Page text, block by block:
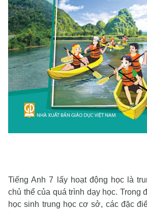
Tiếng Anh 7 lấy hoạt động học là
chủ thể của quá trình dạy học. Trong
học sinh trung học cơ sở, các đặc